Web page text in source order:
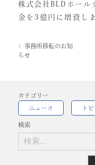
株式会社BLDホール
金を3億円に増資し
投
稿
ナ
ョ
事務所移転のお知
らせ
カテゴリー
ニュース ト
検索